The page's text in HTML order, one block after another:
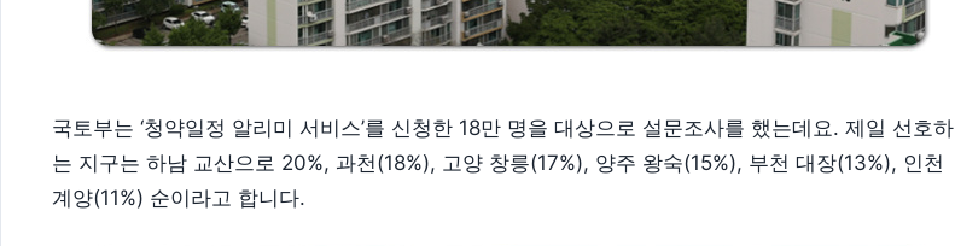
국토부는 ‘청약일정 알리미 서비스’를 신청한 18만 명을 대상으로 설문조사를 했는데요. 제일 선호하
는 지구는 하남 교산으로 20%, 과천(18%), 고양 창릉(17%), 양주 왕숙(15%), 부천 대장(13%), 인천
계양(11%) 순이라고 합니다.